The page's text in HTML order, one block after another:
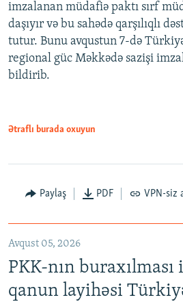
imzalanan müdafiə paktı sırf
daşıyır və bu sahədə qarşılıqlı
tutur. Bunu avqustun 7-də
regional güc Məkkədə sazişi
bildirib.
Ətraflı burada oxuyun
Paylaş PDF VPN-siz
Avqust 05, 2026
PKK-nın buraxılması
qanun layihəsi